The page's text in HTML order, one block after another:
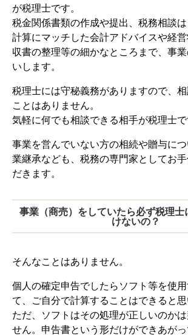
が税理士です。
税金関係書類の作成や提出、税務相談
計算にマッチした会計アドバイスや経
収書の整理等の細かなところまで、事
いします。
税理士には守秘義務がありますので、
ことはありません。
気軽に何でも相談できる相手が税理士で
事業を営んでいない方の相続や贈与に
業継承なども、税務の専門家としてお
だきます。
事業（商売）をしていたら必ず税理
けないの？
そんなことはありません。
個人の確定申告でしたらソフト等を使
て、ご自分で計算することはできると思
ただ、ソフトはその処理が正しいのか
せん。申告書という形だけができあが